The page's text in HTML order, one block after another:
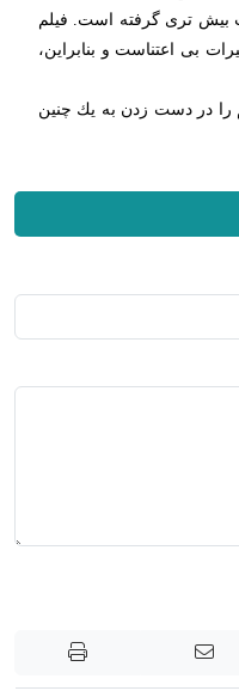
بیش تری گرفته است. فیلم
بی اعتناست و بنابراین،
را در دست زدن به یك چنین